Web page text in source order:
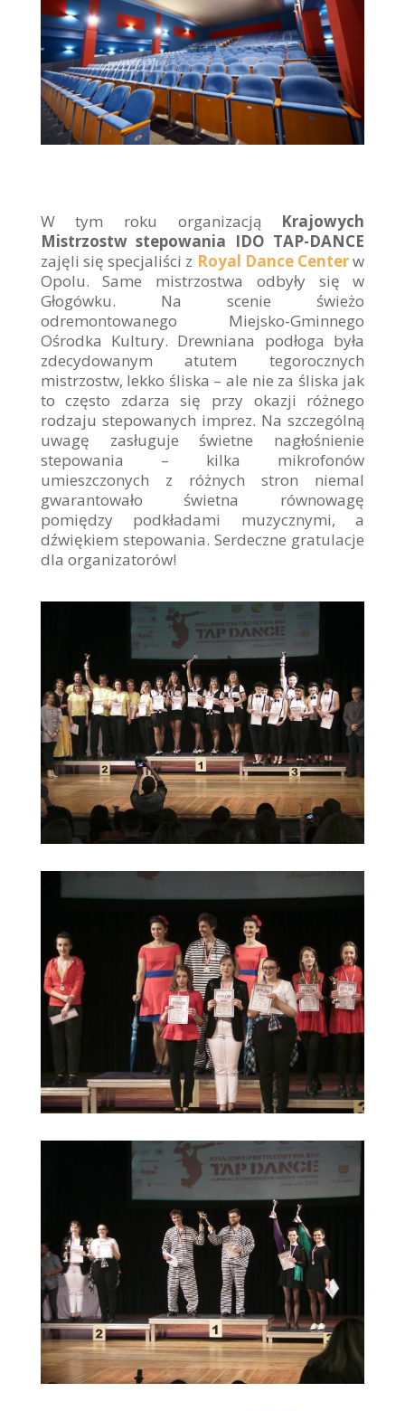
W tym roku organizacją Krajowych
Mistrzostw stepowania IDO TAP-DANCE
zajęli się specjaliści z Royal Dance Centerw
Opolu. Same mistrzostwa odbyły się w
Głogówku. Na scenie świeżo
odremontowanego Miejsko-Gminnego
Ośrodka Kultury. Drewniana podłoga była
zdecydowanym atutem tegorocznych
mistrzostw, lekko śliska – ale nie za śliska jak
to często zdarza się przy okazji różnego
rodzaju stepowanych imprez. Na szczególną
uwagę zasługuje świetne nagłośnienie
stepowania – kilka mikrofonów
umieszczonych z różnych stron niemal
gwarantowało świetna równowagę
pomiędzy podkładami muzycznymi, a
dźwiękiem stepowania. Serdeczne gratulacje
dla organizatorów!